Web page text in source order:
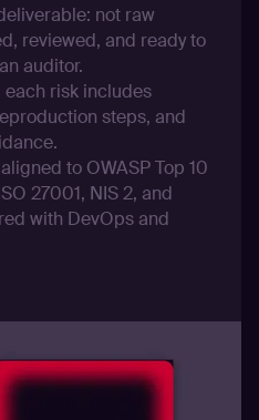
not raw
reviewed, and ready to
auditor.
risk includes
steps, and
to OWASP Top 10
27001, NIS 2, and
with DevOps and